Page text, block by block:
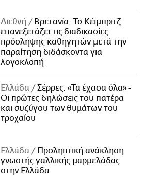
Διεθνή
Βρετανία: Το Κέιμπριτζ
επανεξετάζει τις διαδικασίες
πρόσληψης καθηγητών μετά την
παραίτηση διδάσκοντα για
λογοκλοπή
Ελλάδα
Σέρρες: «Τα έχασα όλα» -
Οι πρώτες δηλώσεις του πατέρα
και συζύγου των θυμάτων του
τροχαίου
Ελλάδα
Προληπτική ανάκληση
γνωστής γαλλικής μαρμελάδας
στην Ελλάδα